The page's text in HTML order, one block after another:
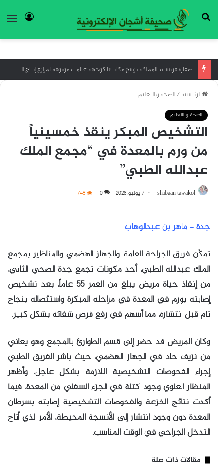
بحث عن
صقارة فرنسية: المملكة ترسخ مكانتها كوجهة عالمية موثوقة لمزارع إنتاج الصقور
الرئيسية/الصحة و التعليم
الصحة و التعليم
التشخيص المبكر ينقذ خمسينياً
من ورم بالمعدة في “مجمع الملك
عبدالله الطبي”
shabaan tawakol 7 يوليو، 2026 0
748
جدة – ماهر بن عبدالوهاب
تمكّن فريق الجراحة العامة والجهاز الهضمي والمناظير بمجمع
الملك عبدالله الطبي، أحد مكونات تجمع جدة الصحي الثاني،
من إنقاذ حياة مريض يبلغ من العمر 55 عاماً، بعد تشخيص
إصابته بورم في المعدة في مراحله المبكرة واستئصاله بنجاح
تام قبل انتشاره، مما أسهم في رفع فرص شفائه بشكل كبير.
وكان المريض قد حضر إلى قسم الطوارئ بالمجمع وهو يعاني
من نزيف حاد في الجهاز الهضمي، حيث باشر الفريق الطبي
إجراء الفحوصات التشخيصية اللازمة بشكل عاجل، وأظهر
المنظار العلوي وجود كتلة في الجزء السفلي من المعدة، فيما
أكدت نتائج الخزعة والفحوصات التشخيصية إصابته بسرطان
المعدة دون وجود انتشار إلى الأنسجة المحيطة، الأمر الذي أتاح
التدخل الجراحي في الوقت المناسب.
مقالات ذات صلة